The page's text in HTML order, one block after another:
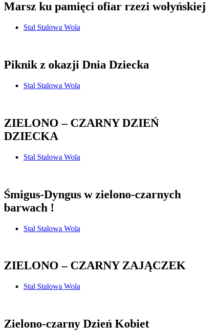
Marsz ku pamięci ofiar rzezi wołyńskiej
Stal Stalowa Wola
Piknik z okazji Dnia Dziecka
Stal Stalowa Wola
ZIELONO – CZARNY DZIEŃ
DZIECKA
Stal Stalowa Wola
Śmigus-Dyngus w zielono-czarnych
barwach !
Stal Stalowa Wola
ZIELONO – CZARNY ZAJĄCZEK
Stal Stalowa Wola
Zielono-czarny Dzień Kobiet